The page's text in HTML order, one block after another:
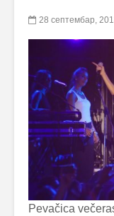
28 септембар,
Pevačica